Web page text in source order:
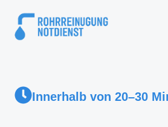
Innerhalb von 20–30